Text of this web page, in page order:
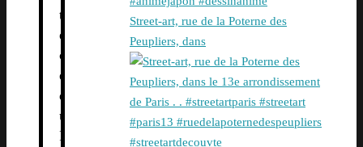
t
è
c
e
d
u
P
Street-art, rue de la Poterne des
Peupliers, dans